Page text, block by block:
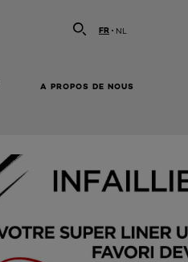
A PROPOS DE NOUS
FR NL